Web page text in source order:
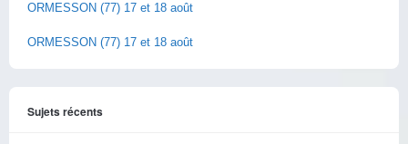
ORMESSON (77) 17 et 18 août
ORMESSON (77) 17 et 18 août
Sujets récents